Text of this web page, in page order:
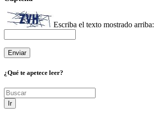
Escriba el texto mostrado arriba:
¿Qué te apetece leer?
Ir